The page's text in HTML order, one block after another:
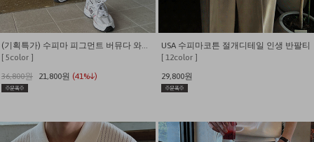
(기획특가) 수피마 피그먼트 버뮤다 와이드 쇼츠
[ 5color ]
36,800원
21,800원 (41%↓)
USA 수피마코튼 절개디테일 인생 반팔티
[ 12color ]
29,800원